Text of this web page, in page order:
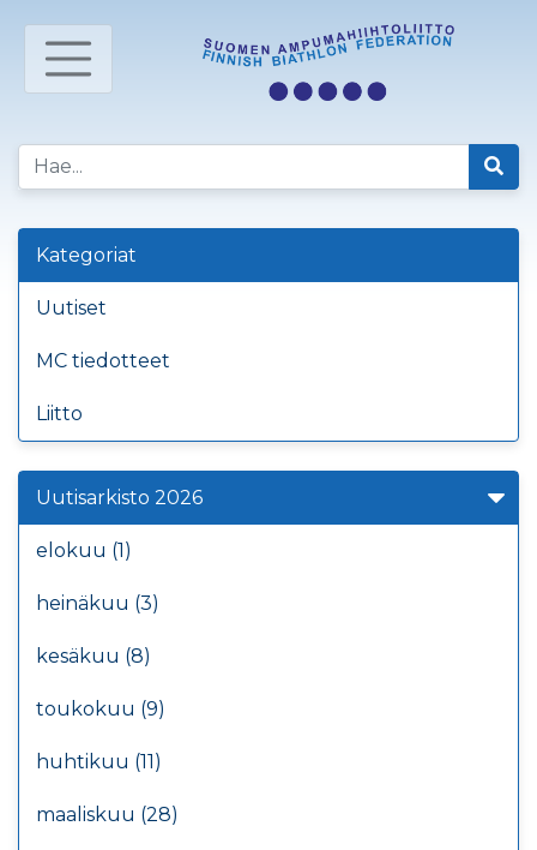
Kategoriat
Uutiset
MC tiedotteet
Liitto
Uutisarkisto 2026
elokuu (1)
heinäkuu (3)
kesäkuu (8)
toukokuu (9)
huhtikuu (11)
maaliskuu (28)